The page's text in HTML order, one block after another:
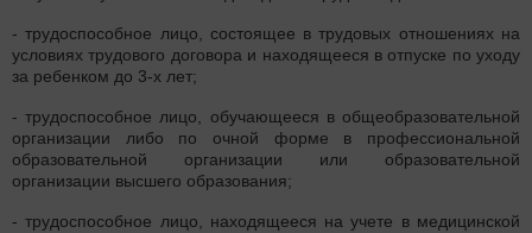
- трудоспособное лицо, состоящее в трудовых отношениях на
условиях трудового договора и находящееся в отпуске по уходу
за ребенком до 3-х лет;
- трудоспособное лицо, обучающееся в общеобразовательной
организации либо по очной форме в профессиональной
образовательной организации или образовательной
организации высшего образования;
- трудоспособное лицо, находящееся на учете в медицинской